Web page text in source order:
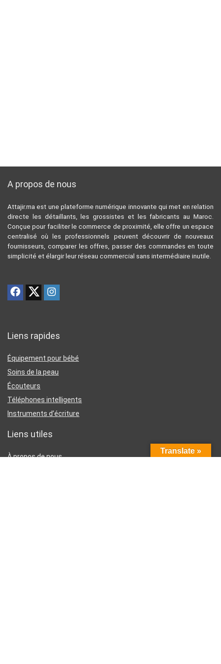
A propos de nous
Attajir.ma est une plateforme numérique innovante qui met en relation
directe les détaillants, les grossistes et les fabricants au Maroc.
Conçue pour faciliter le commerce de proximité, elle offre un espace
centralisé où les professionnels peuvent découvrir de nouveaux
fournisseurs, comparer les offres, passer des commandes en toute
simplicité et élargir leur réseau commercial sans intermédiaire inutile.
Liens rapides
Équipement pour bébé
Soins de la peau
Écouteurs
Téléphones intelligents
Instruments d’écriture
Liens utiles
À propos de nous
Translate »